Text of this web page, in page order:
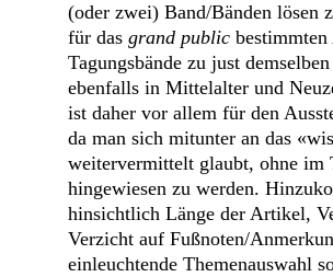
(oder zwei) Band/Bänden lösen
für das grand public
Tagungsbände zu just
ebenfalls in Mittelalter und
ist daher vor allem für den
da man sich mitunter an das
weitervermittelt glaubt, ohne
hingewiesen zu werden.
hinsichtlich Länge der Artikel,
Verzicht auf Fußnoten/
einleuchtende Themenauswahl